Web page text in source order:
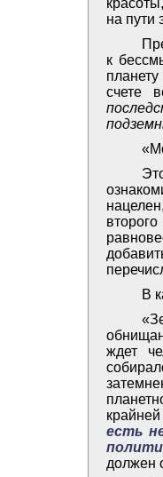
на пути
к
счете
В
ждет
есть
должен